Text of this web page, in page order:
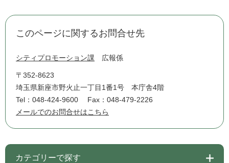
このページに関するお問合せ先
シティプロモーション課 広報係
〒352-8623
埼玉県新座市野火止一丁目1番1号 本庁舎4階
Tel：048-424-9600
Fax：048-479-2226
メールでのお問合せはこちら
カテゴリーで探す